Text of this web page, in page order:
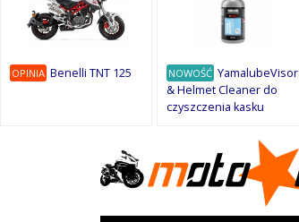
OPINIA Benelli TNT 125 NOWOŚĆ YamalubeVisor
& Helmet Cleaner do
czyszczenia kasku